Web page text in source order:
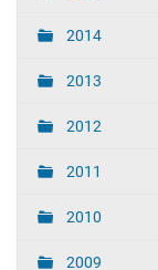
2014
2013
2012
2011
2010
2009